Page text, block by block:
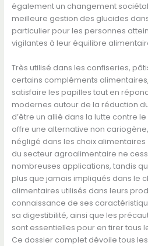
également un changement
meilleure gestion des glucides
particulier pour les personnes
vigilantes à leur équilibre
Très utilisé dans les confiseries,
certains compléments
satisfaire les papilles tout en
modernes autour de la réduction
d’être un allié dans la lutte contre
offre une alternative non
négligé dans les choix alimentaires
du secteur agroalimentaire ne
nombreuses applications, tandis
plus que jamais impliqués dans le
alimentaires utilisés dans leurs
connaissance de ses
sa digestibilité, ainsi que les
sont essentielles pour en tirer tous
Ce dossier complet dévoile tous